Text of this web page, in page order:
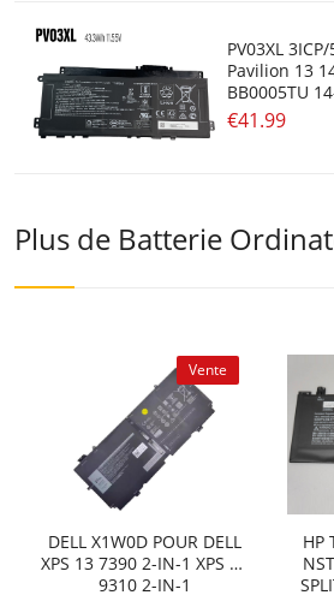
PV03XL
Pavilion 13
BB0005TU
€41.99
Plus de Batterie
Vente
DELL X1W0D POUR DELL
XPS 13 7390 2-IN-1 XPS 13
9310 2-IN-1
HP